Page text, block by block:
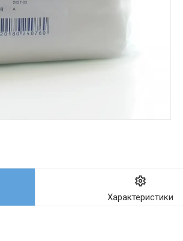
Характеристики